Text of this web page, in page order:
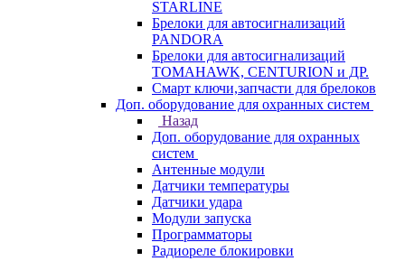
STARLINE
Брелоки для автосигнализаций
PANDORA
Брелоки для автосигнализаций
TOMAHAWK, CENTURION и ДР.
Смарт ключи,запчасти для брелоков
Доп. оборудование для охранных систем
Назад
Доп. оборудование для охранных
систем
Антенные модули
Датчики температуры
Датчики удара
Модули запуска
Программаторы
Радиореле блокировки